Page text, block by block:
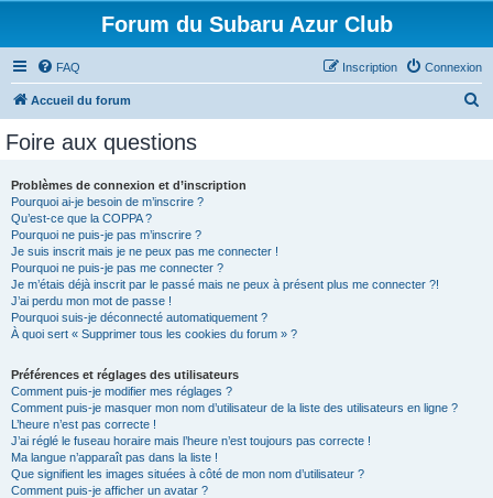
Forum du Subaru Azur Club
FAQ Connexion
Inscription
Accueil du forum
Foire aux questions
Problèmes de connexion et d’inscription
Pourquoi ai-je besoin de m’inscrire ?
Qu’est-ce que la COPPA ?
Pourquoi ne puis-je pas m’inscrire ?
Je suis inscrit mais je ne peux pas me connecter !
Pourquoi ne puis-je pas me connecter ?
Je m’étais déjà inscrit par le passé mais ne peux à présent plus me connecter ?!
J’ai perdu mon mot de passe !
Pourquoi suis-je déconnecté automatiquement ?
À quoi sert « Supprimer tous les cookies du forum » ?
Préférences et réglages des utilisateurs
Comment puis-je modifier mes réglages ?
Comment puis-je masquer mon nom d’utilisateur de la liste des utilisateurs en ligne ?
L’heure n’est pas correcte !
J’ai réglé le fuseau horaire mais l’heure n’est toujours pas correcte !
Ma langue n’apparaît pas dans la liste !
Que signifient les images situées à côté de mon nom d’utilisateur ?
Comment puis-je afficher un avatar ?